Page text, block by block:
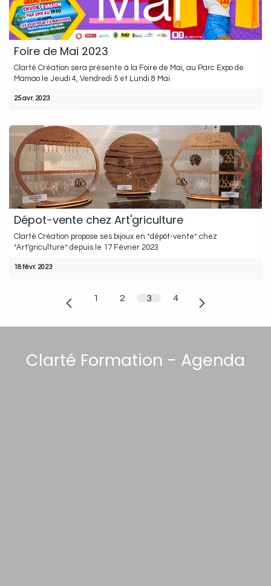
Foire de Mai 2023
Clarté Création sera présente à la Foire de Mai, au Parc Expo de
Mamao le Jeudi 4, Vendredi 5 et Lundi 8 Mai
25 avr. 2023
Dépot-vente chez Art'griculture
Clarté Création propose ses bijoux en *dépôt-vente* chez
*Art'griculture* depuis le 17 Février 2023
18 févr. 2023
1 2 3 4
Clarté Formation - Agenda